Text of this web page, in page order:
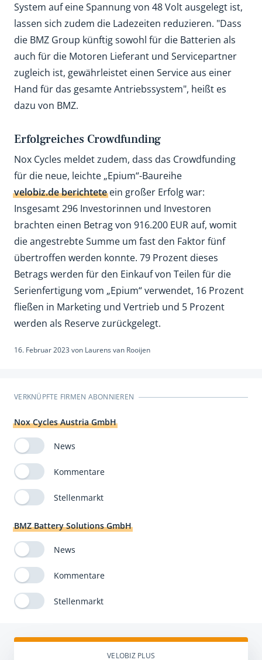
System auf eine Spannung von 48 Volt ausgelegt ist,
lassen sich zudem die Ladezeiten reduzieren. "Dass
die BMZ Group künftig sowohl für die Batterien als
auch für die Motoren Lieferant und Servicepartner
zugleich ist, gewährleistet einen Service aus einer
Hand für das gesamte Antriebssystem", heißt es
dazu von BMZ.
Erfolgreiches Crowdfunding
Nox Cycles meldet zudem, dass das Crowdfunding
für die neue, leichte „Epium“-Baureihe
velobiz.de berichteteein großer Erfolg war:
Insgesamt 296 Investorinnen und Investoren
brachten einen Betrag von 916.200 EUR auf, womit
die angestrebte Summe um fast den Faktor fünf
übertroffen werden konnte. 79 Prozent dieses
Betrags werden für den Einkauf von Teilen für die
Serienfertigung vom „Epium“ verwendet, 16 Prozent
fließen in Marketing und Vertrieb und 5 Prozent
werden als Reserve zurückgelegt.
16. Februar 2023 von Laurens van Rooijen
VERKNÜPFTE FIRMEN ABONNIEREN
Nox Cycles Austria GmbH
News
Kommentare
Stellenmarkt
BMZ Battery Solutions GmbH
News
Kommentare
Stellenmarkt
VELOBIZ PLUS